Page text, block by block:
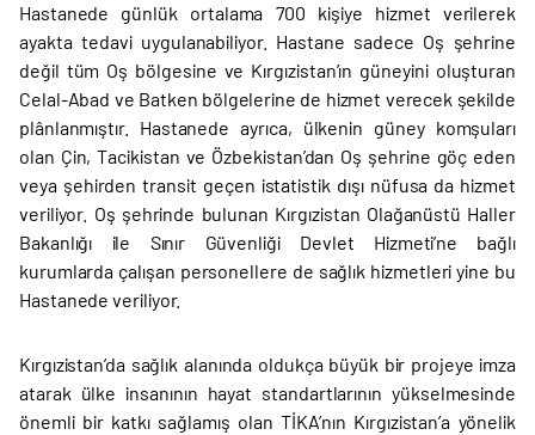
Hastanede günlük ortalama 700 kişiye hizmet verilerek
ayakta tedavi uygulanabiliyor. Hastane sadece Oş şehrine
değil tüm Oş bölgesine ve Kırgızistan’ın güneyini oluşturan
Celal-Abad ve Batken bölgelerine de hizmet verecek şekilde
plânlanmıştır. Hastanede ayrıca, ülkenin güney komşuları
olan Çin, Tacikistan ve Özbekistan’dan Oş şehrine göç eden
veya şehirden transit geçen istatistik dışı nüfusa da hizmet
veriliyor. Oş şehrinde bulunan Kırgızistan Olağanüstü Haller
Bakanlığı ile Sınır Güvenliği Devlet Hizmeti’ne bağlı
kurumlarda çalışan personellere de sağlık hizmetleri yine bu
Hastanede veriliyor.
Kırgızistan’da sağlık alanında oldukça büyük bir projeye imza
atarak ülke insanının hayat standartlarının yükselmesinde
önemli bir katkı sağlamış olan TİKA’nın Kırgızistan’a yönelik